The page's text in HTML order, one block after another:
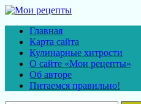
Главная
Карта сайта
Кулинарные хитрости
О сайте «Мои рецепты»
Об авторе
Питаемся правильно!